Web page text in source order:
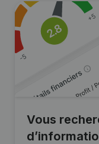
Vous